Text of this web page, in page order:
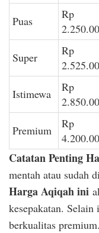
Puas
Rp
Super
Rp
Istimewa
Rp
Premium
Rp
Catatan Penting
mentah atau sudah
Harga Aqiqah ini
kesepakatan.
berkualitas